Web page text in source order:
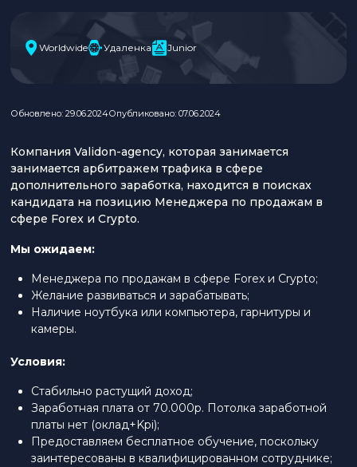
Worldwide Удаленка Junior
Обновлено: 29.06.2024Опубликовано: 07.06.2024
Компания Validon-agency, которая занимается
занимается арбитражем трафика в сфере
дополнительного заработка, находится в поисках
кандидата на позицию Менеджера по продажам в
сфере Forex и Crypto.
Мы ожидаем:
Менеджера по продажам в сфере Forex и Crypto;
Желание развиваться и зарабатывать;
Наличие ноутбука или компьютера, гарнитуры и
камеры.
Условия:
Стабильно растущий доход;
Заработная плата от 70.000р. Потолка заработной
платы нет (оклад+Kpi);
Предоставляем бесплатное обучение, поскольку
заинтересованы в квалифицированном сотруднике;